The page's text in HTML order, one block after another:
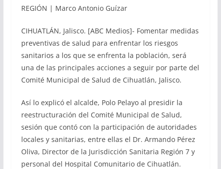
REGIÓN | Marco Antonio Guízar
CIHUATLÁN, Jalisco. [ABC Medios]- Fomentar medidas
preventivas de salud para enfrentar los riesgos
sanitarios a los que se enfrenta la población, será
una de las principales acciones a seguir por parte del
Comité Municipal de Salud de Cihuatlán, Jalisco.
Así lo explicó el alcalde, Polo Pelayo al presidir la
reestructuración del Comité Municipal de Salud,
sesión que contó con la participación de autoridades
locales y sanitarias, entre ellas el Dr. Armando Pérez
Oliva, Director de la Jurisdicción Sanitaria Región 7 y
personal del Hospital Comunitario de Cihuatlán.